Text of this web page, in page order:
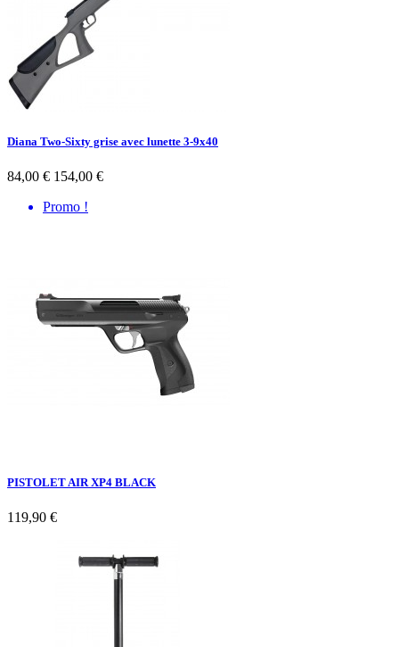
Diana Two-Sixty grise avec lunette 3-9x40
84,00 € 154,00 €
Promo !
PISTOLET AIR XP4 BLACK
119,90 €